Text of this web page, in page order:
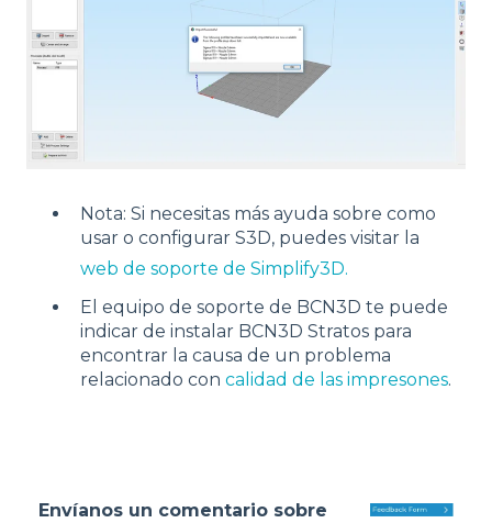
Nota: Si necesitas más ayuda sobre como
usar o configurar S3D, puedes visitar la
web de soporte de Simplify3D.
El equipo de soporte de BCN3D te puede
indicar de instalar BCN3D Stratos para
encontrar la causa de un problema
relacionado con calidad de las impresones.
Envíanos un comentario sobre